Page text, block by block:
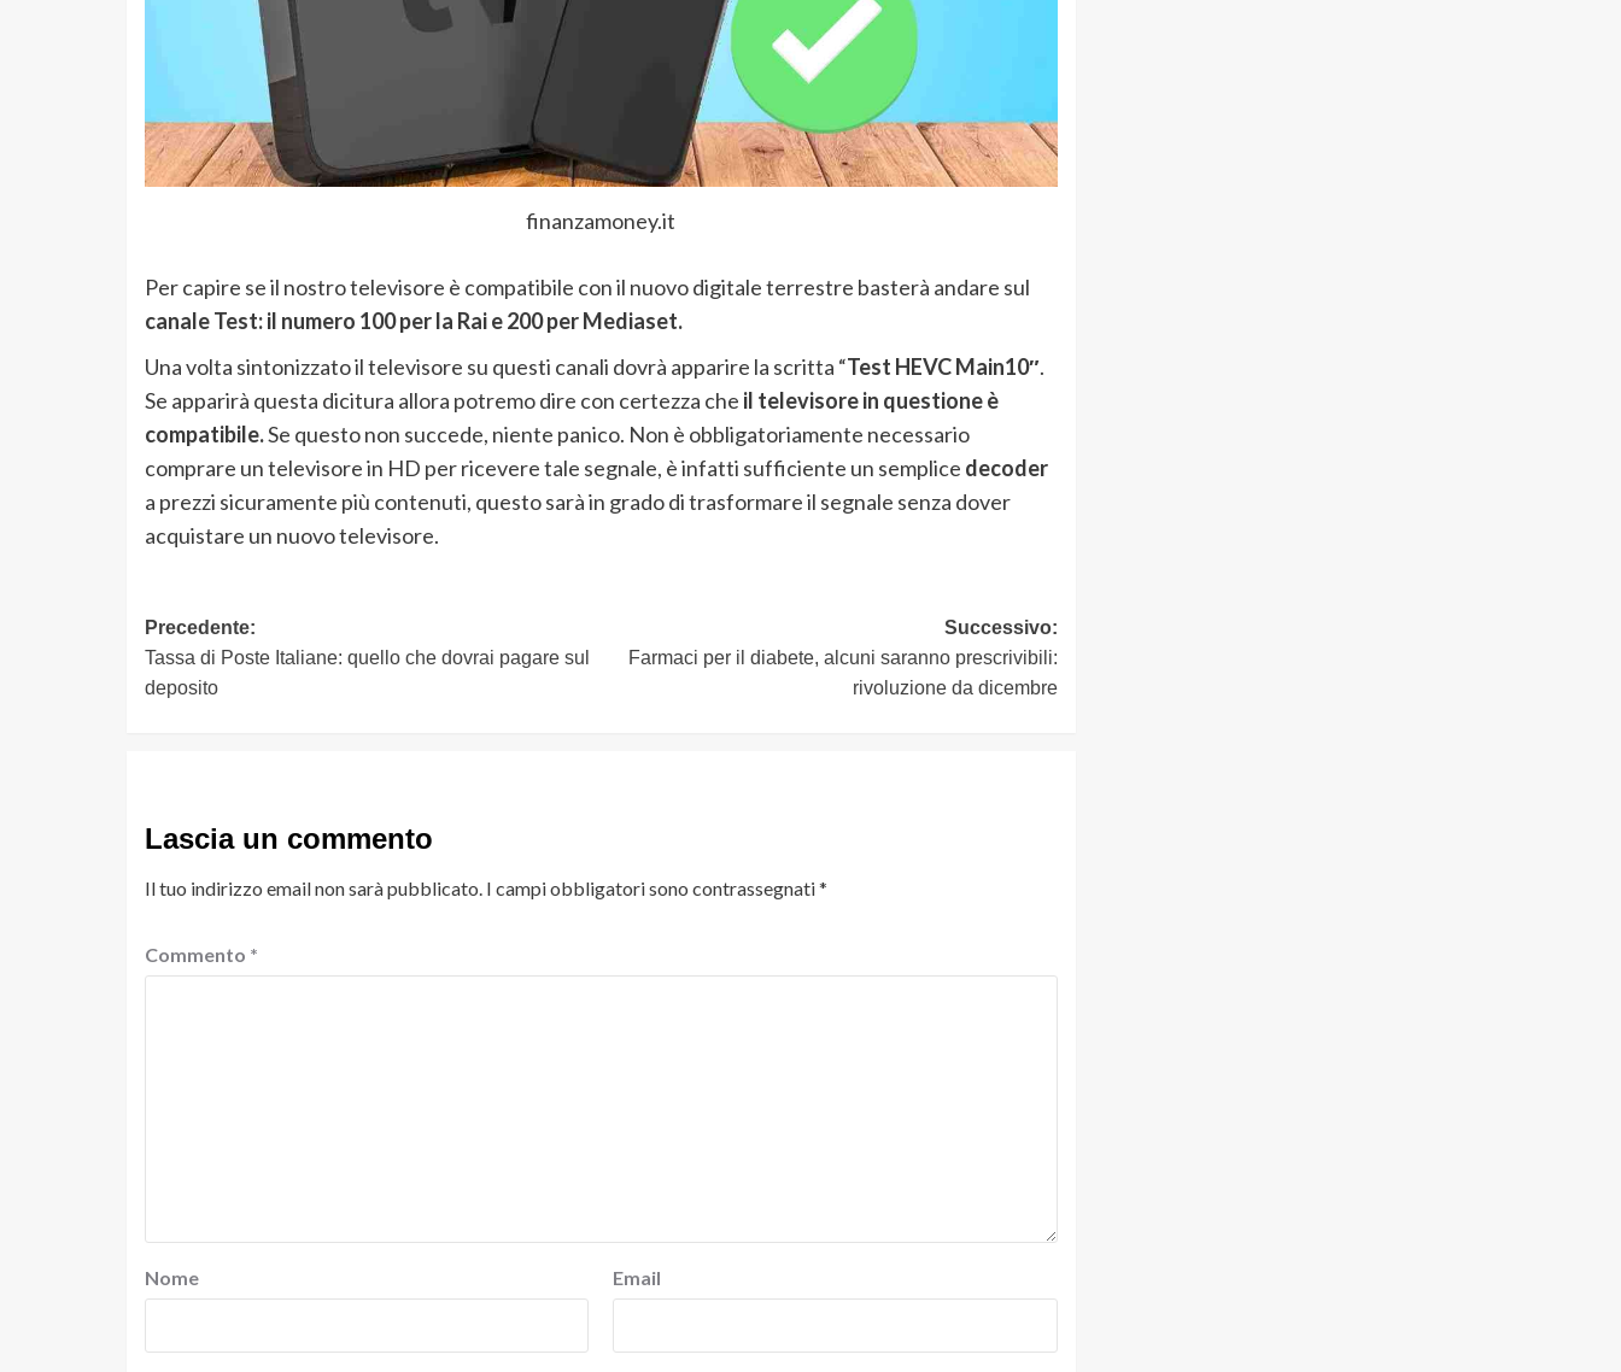
finanzamoney.it
Per capire se il nostro televisore è compatibile con il nuovo digitale terrestre basterà andare sul
canale Test: il numero 100 per la Rai e 200 per Mediaset.
Una volta sintonizzato il televisore su questi canali dovrà apparire la scritta “Test HEVC Main10″.
Se apparirà questa dicitura allora potremo dire con certezza che il televisore in questione è
compatibile.Se questo non succede, niente panico. Non è obbligatoriamente necessario
comprare un televisore in HD per ricevere tale segnale, è infatti sufficiente un semplice decoder
a prezzi sicuramente più contenuti, questo sarà in grado di trasformare il segnale senza dover
acquistare un nuovo televisore.
Navigazione
articolo
Precedente:
Tassa di Poste Italiane: quello che dovrai pagare sul
deposito
Successivo:
Farmaci per il diabete, alcuni saranno prescrivibili:
rivoluzione da dicembre
Lascia un commento
Il tuo indirizzo email non sarà pubblicato. I campi obbligatori sono contrassegnati*
Commento *
Nome Email